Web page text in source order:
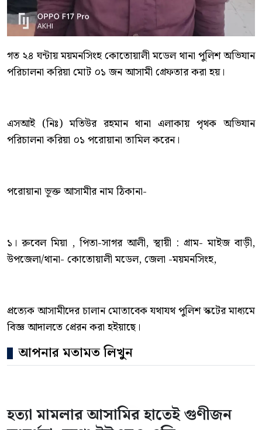
গত ২৪ ঘন্টায় ময়মনসিংহ কোতোয়ালী মডেল থানা পুলিশ অভিযান
পরিচালনা করিয়া মোট ০১ জন আসামী গ্রেফতার করা হয়।
এসআই (নিঃ) মতিউর রহমান থানা এলাকায় পৃথক অভিযান
পরিচালনা করিয়া ০১ পরোয়ানা তামিল করেন।
পরোয়ানা ভূক্ত আসামীর নাম ঠিকানা-
১। রুবেল মিয়া , পিতা-সাগর আলী, স্থায়ী : গ্রাম- মাইজ বাড়ী,
উপজেলা/থানা- কোতোয়ালী মডেল, জেলা -ময়মনসিংহ,
প্রত্যেক আসামীদের চালান মোতাবেক যথাযথ পুলিশ স্কটের মাধ্যমে
বিজ্ঞ আদালতে প্রেরন করা হইয়াছে।
আপনার মতামত লিখুন
হত্যা মামলার আসামির হাতেই গুণীজন